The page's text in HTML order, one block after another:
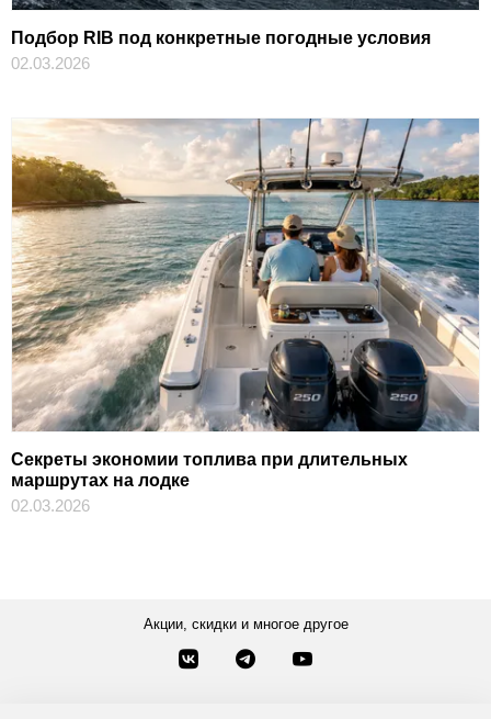
Подбор RIB под конкретные погодные условия
02.03.2026
Секреты экономии топлива при длительных
маршрутах на лодке
02.03.2026
Акции, скидки и многое другое